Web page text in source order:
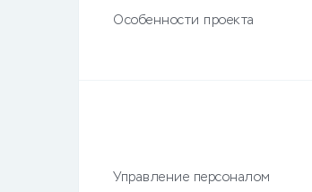
Особенности проекта
Управление персоналом